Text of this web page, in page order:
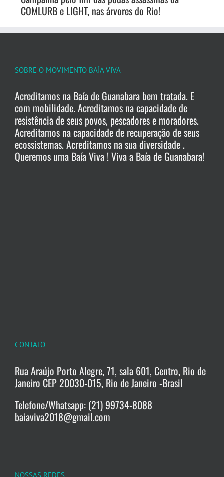
COMLURB e LIGHT, nas árvores do Rio!
SOBRE O MOVIMENTO BAÍA VIVA
Acreditamos na Baía de Guanabara bem tratada. E
com mobilidade. Acreditamos na capacidade de
resistência de seus povos, pescadores e moradores.
Acreditamos na capacidade de recuperação de seus
ecossistemas. Acreditamos na sua diversidade .
Queremos uma Baía Viva ! Viva a Baía de Guanabara!
CONTATO
Rua Araújo Porto Alegre, 71, sala 601, Centro, Rio de
Janeiro CEP 20030-015, Rio de Janeiro -Brasil
Telefone/Whatsapp: (21) 99734-8088
baiaviva2018@gmail.com